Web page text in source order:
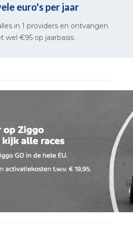
euro's per jaar
in 1 providers en ontvangen
wel €95 op jaarbasis.